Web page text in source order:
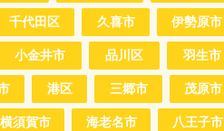
千代田区 久喜市 伊勢原市
小金井市 品川区 羽生市
港区 三郷市 茂原市
横須賀市 海老名市 八王子市